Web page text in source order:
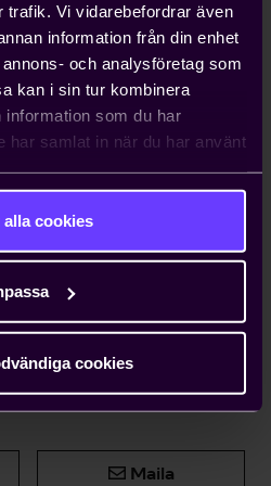
trafik. Vi vidarebefordrar även
information från din enhet
och analysföretag som
kan i sin tur kombinera
information som du har
har samlat in när du har använt
alla cookies
cookies
att driva viktiga
frågor
och
i Sverige och EU för att
medlemmars intressen.
får ta konsekvenserna av.
Maila